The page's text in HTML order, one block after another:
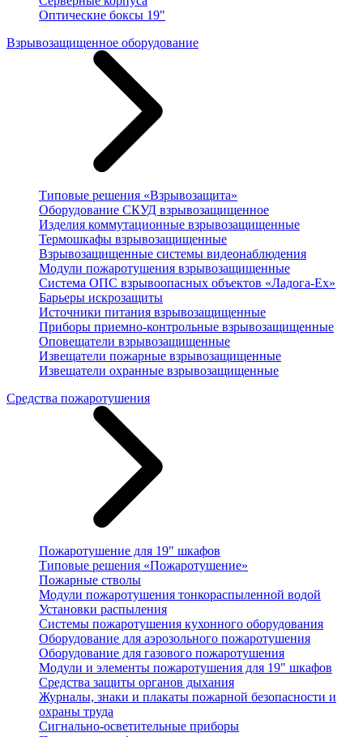
Оптические боксы 19"
Взрывозащищенное оборудование
Типовые решения «Взрывозащита»
Оборудование СКУД взрывозащищенное
Изделия коммутационные взрывозащищенные
Термошкафы взрывозащищенные
Взрывозащищенные системы видеонаблюдения
Модули пожаротушения взрывозащищенные
Система ОПС взрывоопасных объектов «Ладога-Ex»
Барьеры искрозащиты
Источники питания взрывозащищенные
Приборы приемно-контрольные взрывозащищенные
Оповещатели взрывозащищенные
Извещатели пожарные взрывозащищенные
Извещатели охранные взрывозащищенные
Средства пожаротушения
Пожаротушение для 19" шкафов
Типовые решения «Пожаротушение»
Пожарные стволы
Модули пожаротушения тонкораспыленной водой
Установки распыления
Системы пожаротушения кухонного оборудования
Оборудование для аэрозольного пожаротушения
Оборудование для газового пожаротушения
Модули и элементы пожаротушения для 19" шкафов
Средства защиты органов дыхания
Журналы, знаки и плакаты пожарной безопасности и
охраны труда
Сигнально-осветительные приборы